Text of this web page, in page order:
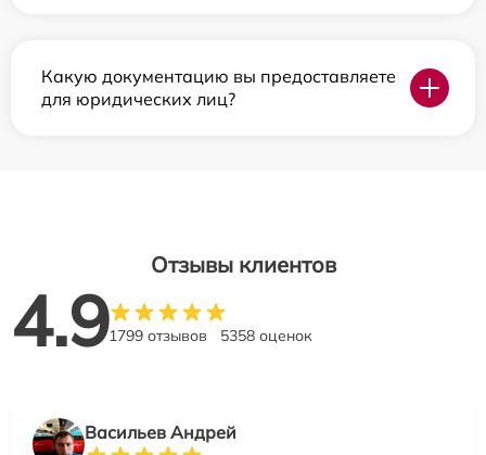
Какую документацию вы предоставляете
для юридических лиц?
Отзывы клиентов
4.91799 отзывов 5358 оценок
Васильев Андрей